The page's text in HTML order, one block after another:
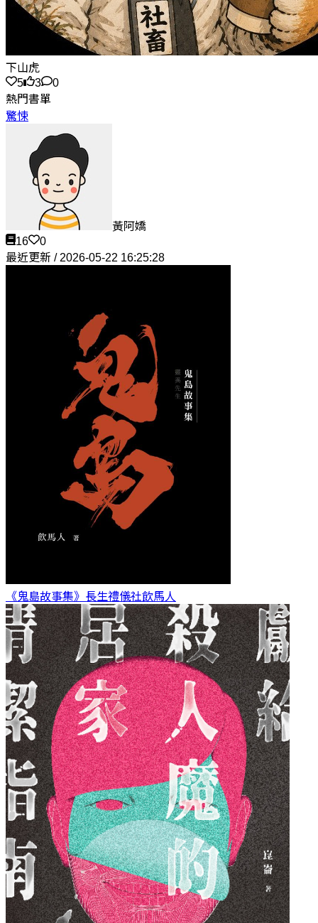
下山虎
5
3
0
熱門書單
驚悚
黃阿嬌
16
0
最近更新 / 2026-05-22 16:25:28
《鬼島故事集》長生禮儀社飲馬人